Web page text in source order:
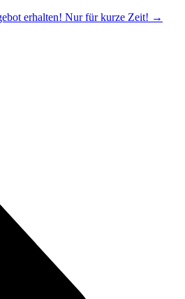
erhalten! Nur für kurze Zeit! →